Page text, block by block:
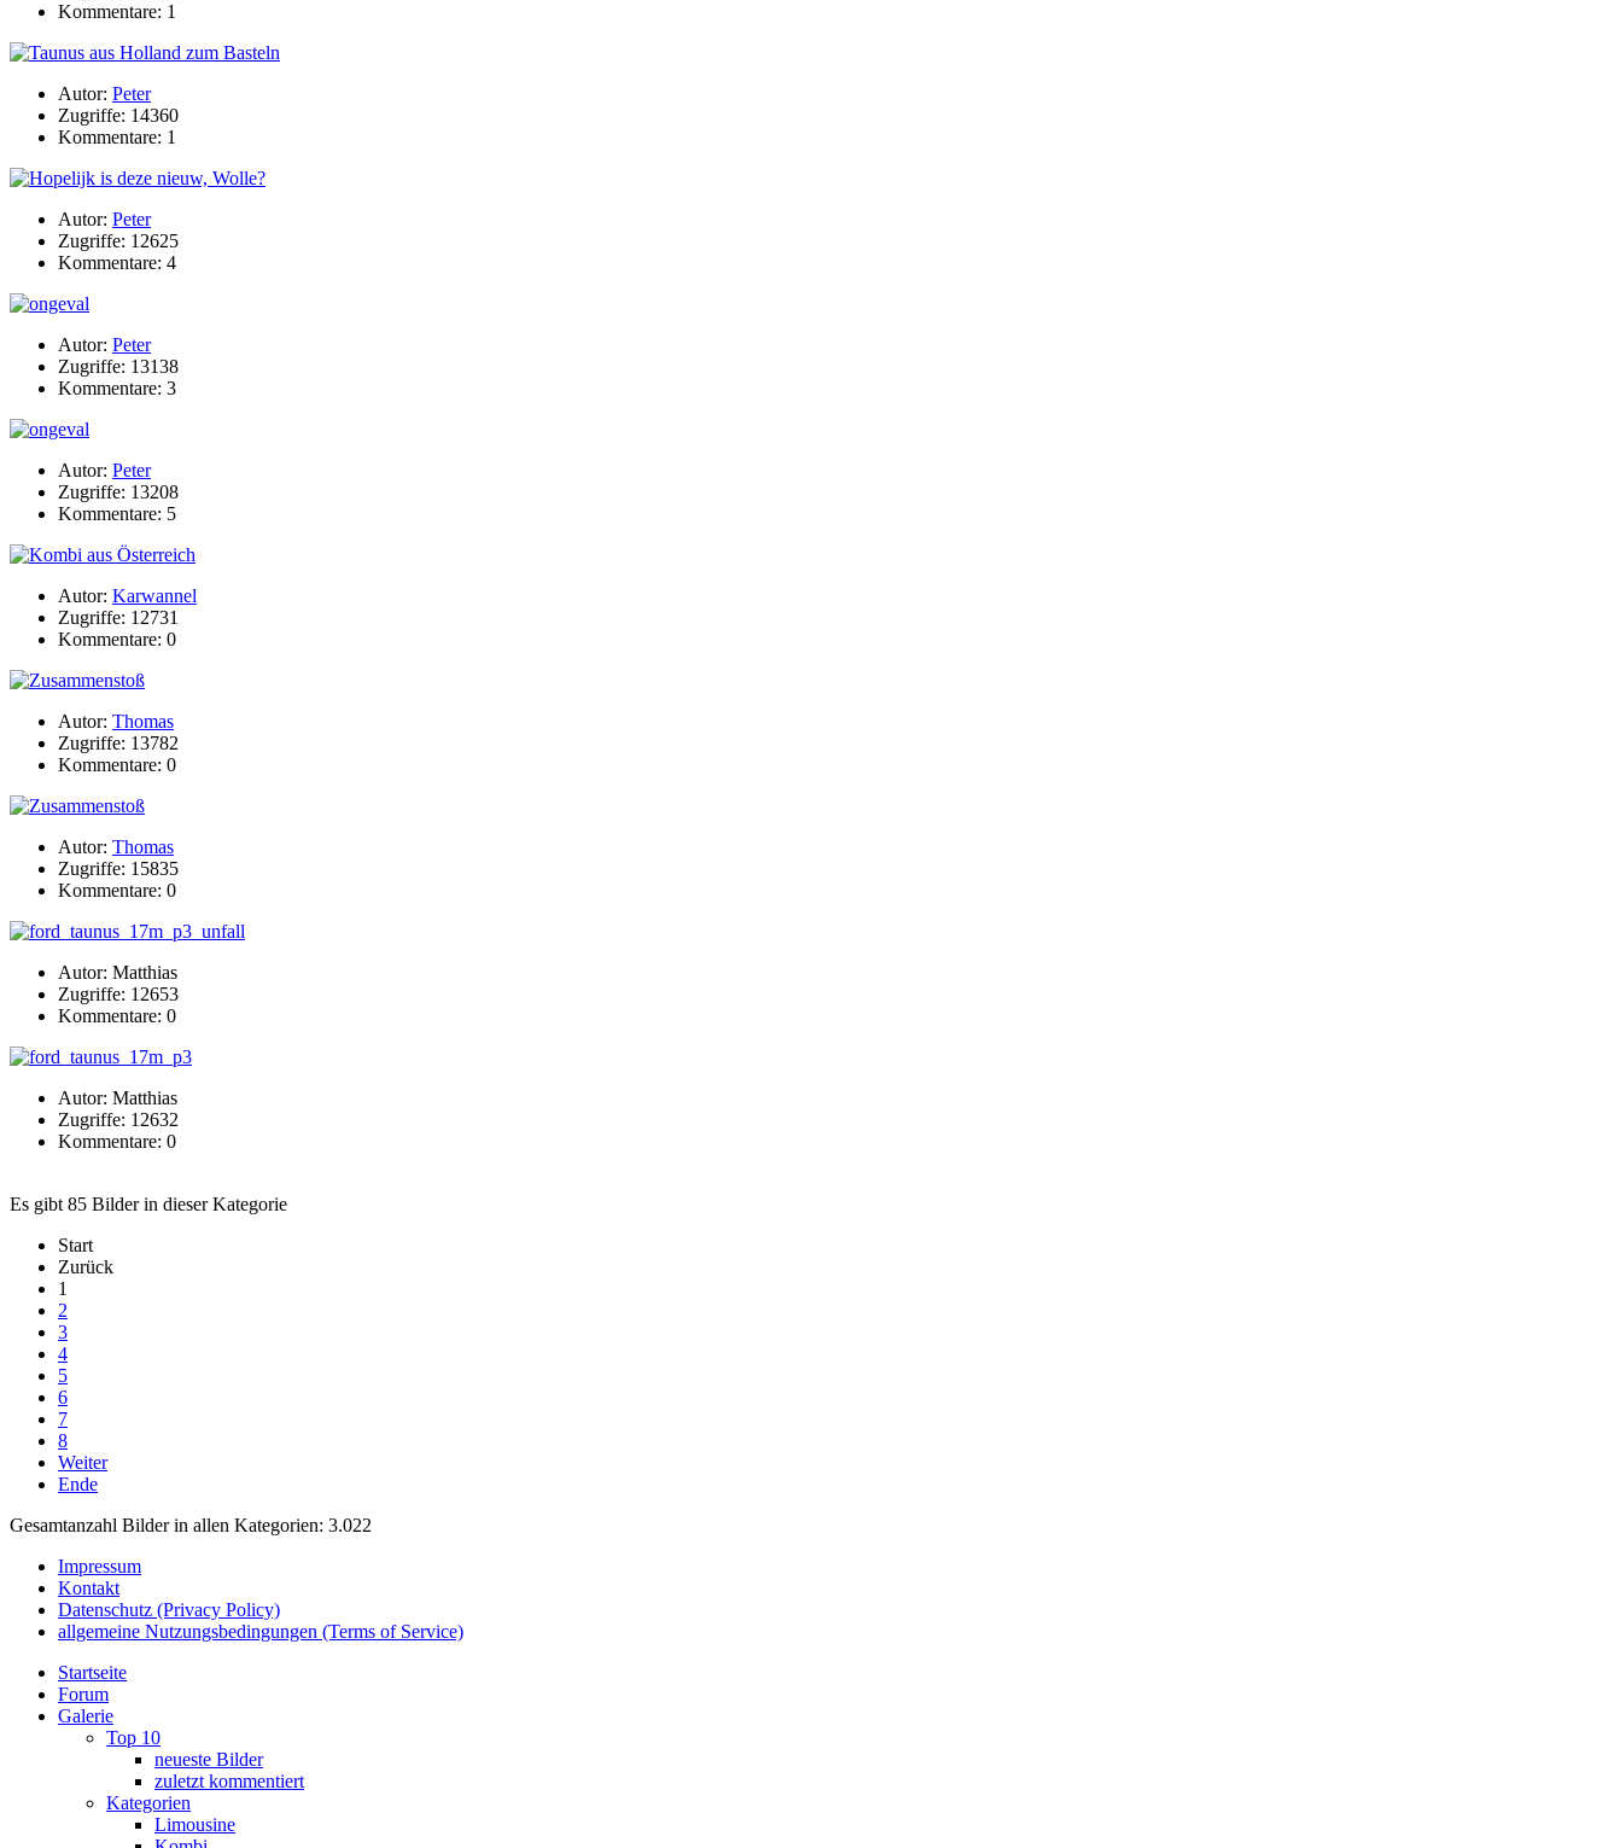
Kommentare: 1
Autor: Peter
Zugriffe: 14360
Kommentare: 1
Autor: Peter
Zugriffe: 12625
Kommentare: 4
Autor: Peter
Zugriffe: 13138
Kommentare: 3
Autor: Peter
Zugriffe: 13208
Kommentare: 5
Autor: Karwannel
Zugriffe: 12731
Kommentare: 0
Autor: Thomas
Zugriffe: 13782
Kommentare: 0
Autor: Thomas
Zugriffe: 15835
Kommentare: 0
Autor: Matthias
Zugriffe: 12653
Kommentare: 0
Autor: Matthias
Zugriffe: 12632
Kommentare: 0
Es gibt 85 Bilder in dieser Kategorie
Start
Zurück
1
2
3
4
5
6
7
8
Weiter
Ende
Gesamtanzahl Bilder in allen Kategorien: 3.022
Impressum
Kontakt
Datenschutz (Privacy Policy)
allgemeine Nutzungsbedingungen (Terms of Service)
Startseite
Forum
Galerie
Top 10
neueste Bilder
zuletzt kommentiert
Kategorien
Limousine